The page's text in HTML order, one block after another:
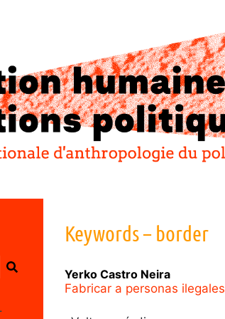
Keywords – border
Yerko Castro Neira
Fabricar a personas